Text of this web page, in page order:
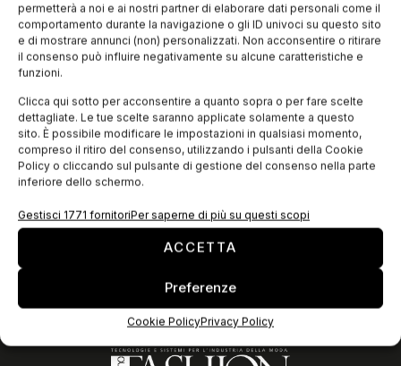
permetterà a noi e ai nostri partner di elaborare dati personali come il
comportamento durante la navigazione o gli ID univoci su questo sito
e di mostrare annunci (non) personalizzati. Non acconsentire o ritirare
il consenso può influire negativamente su alcune caratteristiche e
funzioni.
Clicca qui sotto per acconsentire a quanto sopra o per fare scelte
dettagliate. Le tue scelte saranno applicate solamente a questo
sito. È possibile modificare le impostazioni in qualsiasi momento,
compreso il ritiro del consenso, utilizzando i pulsanti della Cookie
Policy o cliccando sul pulsante di gestione del consenso nella parte
inferiore dello schermo.
Gestisci 1771 fornitoriPer saperne di più su questi scopi
ACCETTA
Preferenze
Cookie PolicyPrivacy Policy
EDICOLA WEB